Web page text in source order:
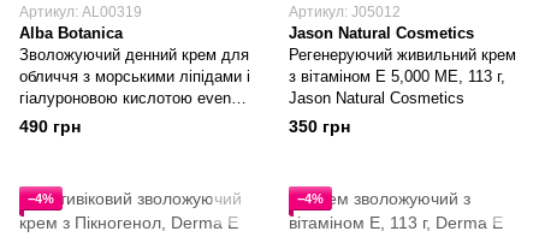
Артикул: AL00319
Alba Botanica
Зволожуючий денний крем для
обличчя з морськими ліпідами і
гіалуроновою кислотою even
advanced, 57 г, Alba Botanica
490 грн
Артикул: J05012
Jason Natural Cosmetics
Регенеруючий живильний крем
з вітаміном Е 5,000 МE, 113 г,
Jason Natural Cosmetics
350 грн
−4% −4%